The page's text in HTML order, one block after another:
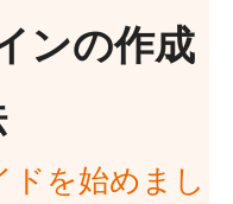
ンの作成
を始めまし